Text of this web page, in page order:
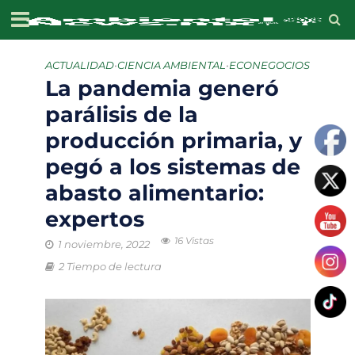
ACTUALIDAD•CIENCIA AMBIENTAL•ECONEGOCIOS
La pandemia generó
parálisis de la
producción primaria, y
pegó a los sistemas de
abasto alimentario:
expertos
1 noviembre, 2022 16 Vistas
2 Tiempo de lectura